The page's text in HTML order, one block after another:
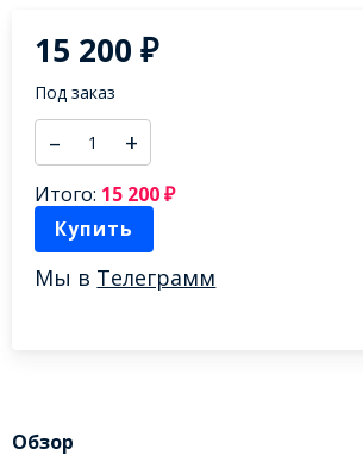
15 200₽
Под заказ
– +
Итого: 15 200₽
Купить
Мы в Телеграмм
Обзор